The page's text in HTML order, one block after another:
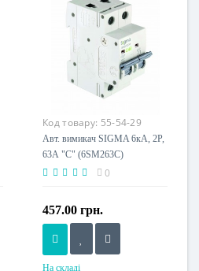
Код товару: 55-54-29
Авт. вимикач SIGMA 6кА, 2Р,
63А "С" (6SM263C)
0
457.00 грн.
На складі